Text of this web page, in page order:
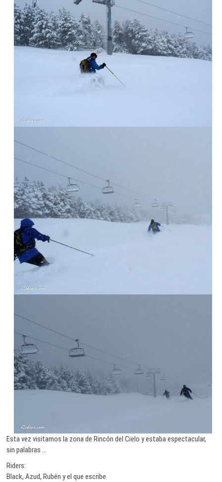
Esta vez visitamos la zona de Rincón del Cielo y estaba espectacular,
sin palabras …
Riders:
Black, Azud, Rubén y el que escribe.